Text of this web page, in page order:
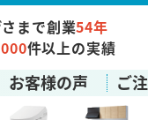
まで創業54年
件以上の実績
お客様の声 ご